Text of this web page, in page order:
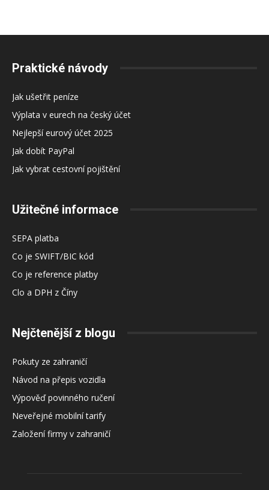
Praktické návody
Jak ušetřit peníze
Výplata v eurech na český účet
Nejlepší eurový účet 2025
Jak dobít PayPal
Jak vybrat cestovní pojištění
Užitečné informace
SEPA platba
Co je SWIFT/BIC kód
Co je reference platby
Clo a DPH z Číny
Nejčtenější z blogu
Pokuty ze zahraničí
Návod na přepis vozidla
Výpověď povinného ručení
Neveřejné mobilní tarify
Založení firmy v zahraničí